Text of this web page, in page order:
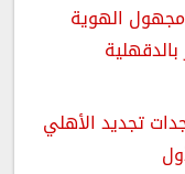
الهوية
تجديد الأهلي